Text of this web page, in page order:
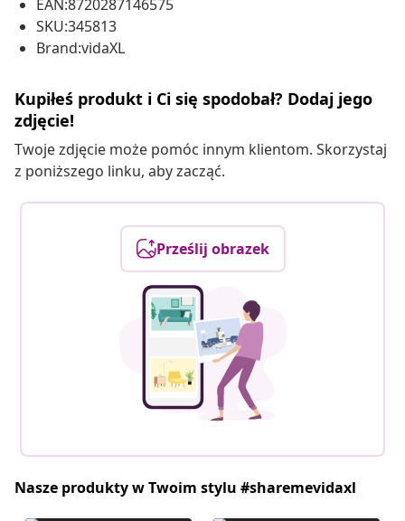
EAN:8720287146575
SKU:345813
Brand:vidaXL
Kupiłeś produkt i Ci się spodobał? Dodaj jego
zdjęcie!
Twoje zdjęcie może pomóc innym klientom. Skorzystaj
z poniższego linku, aby zacząć.
Prześlij obrazek
Nasze produkty w Twoim stylu #sharemevidaxl